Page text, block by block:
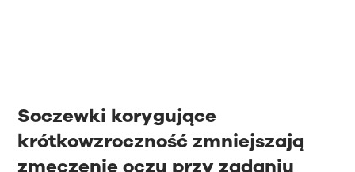
Soczewki korygujące
krótkowzroczność zmniejszają
zmęczenie oczu przy zadaniu